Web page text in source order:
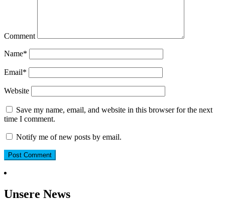
Comment
Name*
Email*
Website
Save my name, email, and website in this browser for the next
time I comment.
Notify me of new posts by email.
Unsere News